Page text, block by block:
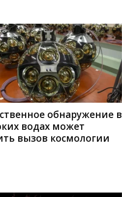
обнаружение в
водах может
вызов космологии